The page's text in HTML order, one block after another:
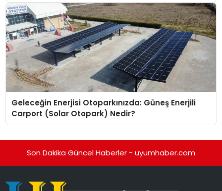
Geleceğin Enerjisi Otoparkınızda: Güneş Enerjili
Carport (Solar Otopark) Nedir?
Son Dakika Güncel Haberler - uyumhaber.com